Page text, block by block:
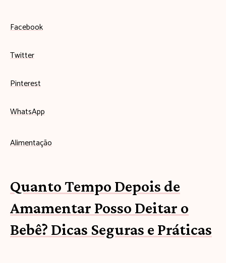
Facebook
Twitter
Pinterest
WhatsApp
Alimentação
Quanto Tempo Depois de
Amamentar Posso Deitar o
Bebê? Dicas Seguras e Práticas